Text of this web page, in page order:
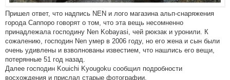
Пришел ответ, что надпись NEN и лого магазина альп-снаряжения
города Саппоро говорят о том, что эта вещь несомненно
принадлежала господину Nen Kobayasi, чей рюкзак и уронили. К
сожалению, господин Nen умер в 2006 году, но его жена и сын были
очень удивлены и взволнованы известием, что нашлись его вещи,
потерянные 51 год назад.
Далее господин Kouichi Kyougoku сообщил подробности
восхождения и прислал старые фотографии.